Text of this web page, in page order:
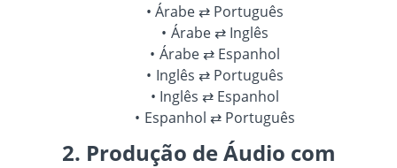
Árabe ⇄ Português
Árabe ⇄ Inglês
Árabe ⇄ Espanhol
Inglês ⇄ Português
Inglês ⇄ Espanhol
Espanhol ⇄ Português
2. Produção de Áudio com